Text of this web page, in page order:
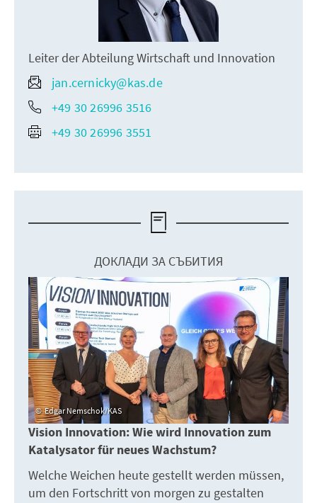
Leiter der Abteilung Wirtschaft und Innovation
jan.cernicky@kas.de
+49 30 26996 3516
+49 30 26996 3551
ДОКЛАДИ ЗА СЪБИТИЯ
Edgar Nemschok/KAS
Vision Innovation: Wie wird Innovation zum
Katalysator für neues Wachstum?
Welche Weichen heute gestellt werden müssen,
um den Fortschritt von morgen zu gestalten